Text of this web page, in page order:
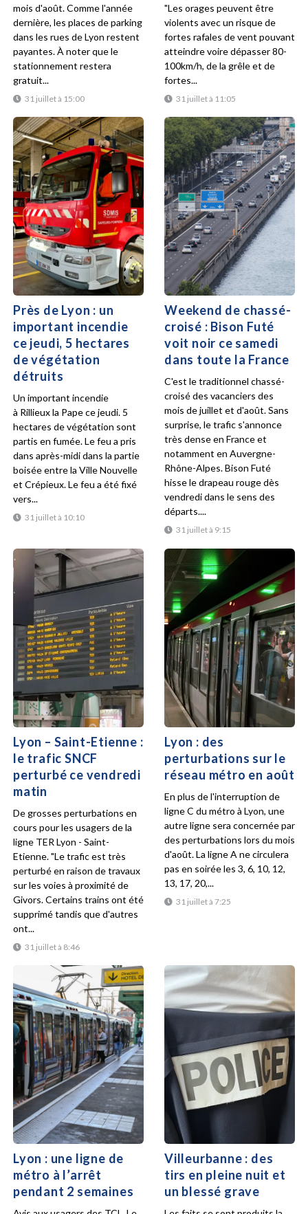
31 juillet à 15:00
mois d'août. Comme l'année
dernière, les places de parking
dans les rues de Lyon restent
payantes. À noter que le
stationnement restera
gratuit...
31 juillet à 11:05
"Les orages peuvent être
violents avec un risque de
fortes rafales de vent pouvant
atteindre voire dépasser 80-
100km/h, de la grêle et de
fortes...
Près de Lyon : un
important incendie
ce jeudi, 5 hectares
de végétation
détruits
31 juillet à 10:10
Un important incendie
à Rillieux la Pape ce jeudi. 5
hectares de végétation sont
partis en fumée. Le feu a pris
dans après-midi dans la partie
boisée entre la Ville Nouvelle
et Crépieux. Le feu a été fixé
vers...
Weekend de chassé-
croisé : Bison Futé
voit noir ce samedi
dans toute la France
31 juillet à 9:15
C'est le traditionnel chassé-
croisé des vacanciers des
mois de juillet et d'août. Sans
surprise, le trafic s'annonce
très dense en France et
notamment en Auvergne-
Rhône-Alpes. Bison Futé
hisse le drapeau rouge dès
vendredi dans le sens des
départs....
Lyon – Saint-Etienne :
le trafic SNCF
perturbé ce vendredi
matin
31 juillet à 8:46
De grosses perturbations en
cours pour les usagers de la
ligne TER Lyon - Saint-
Etienne. "Le trafic est très
perturbé en raison de travaux
sur les voies à proximité de
Givors. Certains trains ont été
supprimé tandis que d'autres
ont...
Lyon : des
perturbations sur le
réseau métro en août
31 juillet à 7:25
En plus de l'interruption de
ligne C du métro à Lyon, une
autre ligne sera concernée par
des perturbations lors du mois
d'août. La ligne A ne circulera
pas en soirée les 3, 6, 10, 12,
13, 17, 20,...
Lyon : une ligne de
métro à l’arrêt
pendant 2 semaines
Villeurbanne : des
tirs en pleine nuit et
un blessé grave